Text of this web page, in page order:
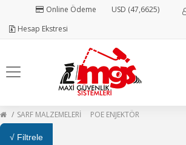
Online Ödeme
USD (47,6625)
Hesap Ekstresi
SARF MALZEMELERİ POE ENJEKTÖR
√ Filtrele